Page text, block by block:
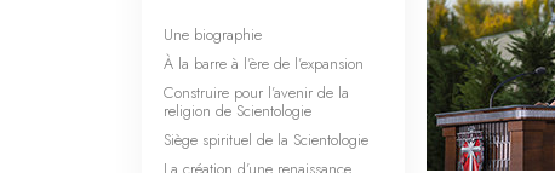
Une biographie
À la barre à l’ère de l’expansion
Construire pour l’avenir de la
religion de Scientologie
Siège spirituel de la Scientologie